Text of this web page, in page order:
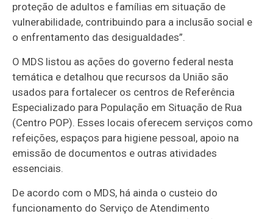
proteção de adultos e famílias em situação de
vulnerabilidade, contribuindo para a inclusão social e
o enfrentamento das desigualdades”.
O MDS listou as ações do governo federal nesta
temática e detalhou que recursos da União são
usados para fortalecer os centros de Referência
Especializado para População em Situação de Rua
(Centro POP). Esses locais oferecem serviços como
refeições, espaços para higiene pessoal, apoio na
emissão de documentos e outras atividades
essenciais.
De acordo com o MDS, há ainda o custeio do
funcionamento do Serviço de Atendimento